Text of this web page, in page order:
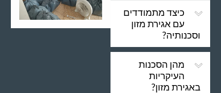
כיצד מתמודדים
עם אגירת מזון
וסכנותיה?
מהן הסכנות
העיקריות
באגירת מזון?